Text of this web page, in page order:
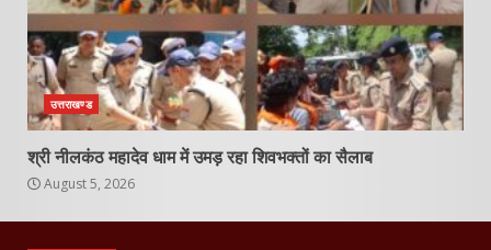
उत्तराखण्ड
श्री नीलकंठ महादेव धाम में उमड़ रहा शिवभक्तों का सैलाब
August 5, 2026